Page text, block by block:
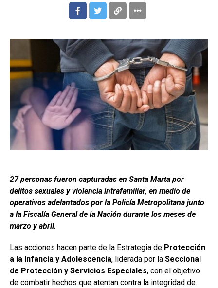
27 personas fueron capturadas en Santa Marta por
delitos sexuales y violencia intrafamiliar, en medio de
operativos adelantados por la Policía Metropolitana junto
a la Fiscalía General de la Nación durante los meses de
marzo y abril.
Las acciones hacen parte de la Estrategia de Protección
a la Infancia y Adolescencia, liderada por la Seccional
de Protección y Servicios Especiales, con el objetivo
de combatir hechos que atentan contra la integridad de